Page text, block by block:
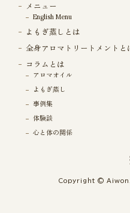
メニュー
English Menu
よもぎ蒸しとは
全身アロマトリートメントと
コラムとは
アロマオイル
よもぎ蒸し
事例集
体験談
心と体の関係
Copyright ©